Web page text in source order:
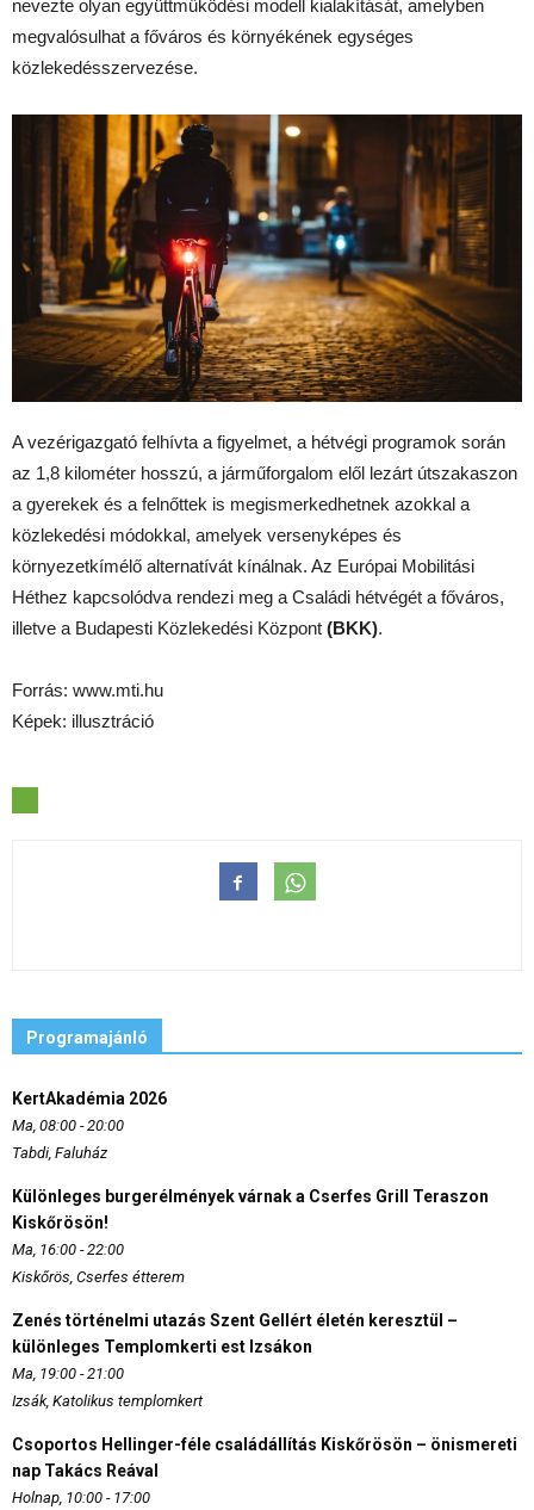
nevezte olyan együttműködési modell kialakítását, amelyben
megvalósulhat a főváros és környékének egységes
közlekedésszervezése.
A vezérigazgató felhívta a figyelmet, a hétvégi programok során
az 1,8 kilométer hosszú, a járműforgalom elől lezárt útszakaszon
a gyerekek és a felnőttek is megismerkedhetnek azokkal a
közlekedési módokkal, amelyek versenyképes és
környezetkímélő alternatívát kínálnak. Az Európai Mobilitási
Héthez kapcsolódva rendezi meg a Családi hétvégét a főváros,
illetve a Budapesti Közlekedési Központ (BKK).
Forrás: www.mti.hu
Képek: illusztráció
Programajánló
KertAkadémia 2026
Ma, 08:00 - 20:00
Tabdi, Faluház
Különleges burgerélmények várnak a Cserfes Grill Teraszon
Kiskőrösön!
Ma, 16:00 - 22:00
Kiskőrös, Cserfes étterem
Zenés történelmi utazás Szent Gellért életén keresztül –
különleges Templomkerti est Izsákon
Ma, 19:00 - 21:00
Izsák, Katolikus templomkert
Csoportos Hellinger-féle családállítás Kiskőrösön – önismereti
nap Takács Reával
Holnap, 10:00 - 17:00